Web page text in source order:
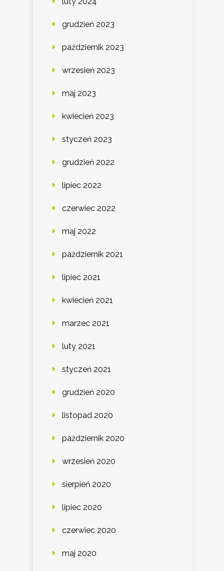
grudzień 2023
październik 2023
wrzesień 2023
maj 2023
kwiecień 2023
styczeń 2023
grudzień 2022
lipiec 2022
czerwiec 2022
maj 2022
październik 2021
lipiec 2021
kwiecień 2021
marzec 2021
luty 2021
styczeń 2021
grudzień 2020
listopad 2020
październik 2020
wrzesień 2020
sierpień 2020
lipiec 2020
czerwiec 2020
maj 2020